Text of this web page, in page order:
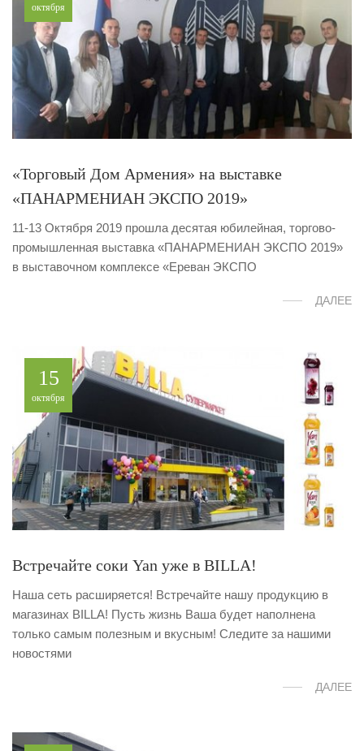
октября
«Торговый Дом Армения» на выставке
«ПАНАРМЕНИАН ЭКСПО 2019»
11-13 Октября 2019 прошла десятая юбилейная, торгово-
промышленная выставка «ПАНАРМЕНИАН ЭКСПО 2019»
в выставочном комплексе «Ереван ЭКСПО
ДАЛЕЕ
15
октября
Встречайте соки Yan уже в BILLA!
Наша сеть расширяется! Встречайте нашу продукцию в
магазинах BILLA! Пусть жизнь Ваша будет наполнена
только самым полезным и вкусным! Следите за нашими
новостями
ДАЛЕЕ